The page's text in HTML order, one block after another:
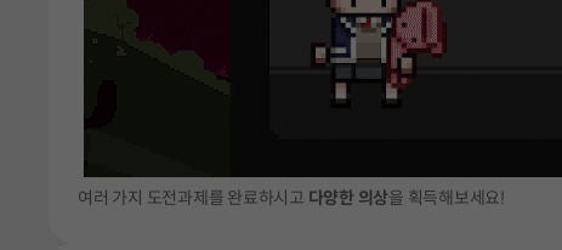
여러 가지 도전과제를 완료하시고 다양한 의상을 획득해보세요!